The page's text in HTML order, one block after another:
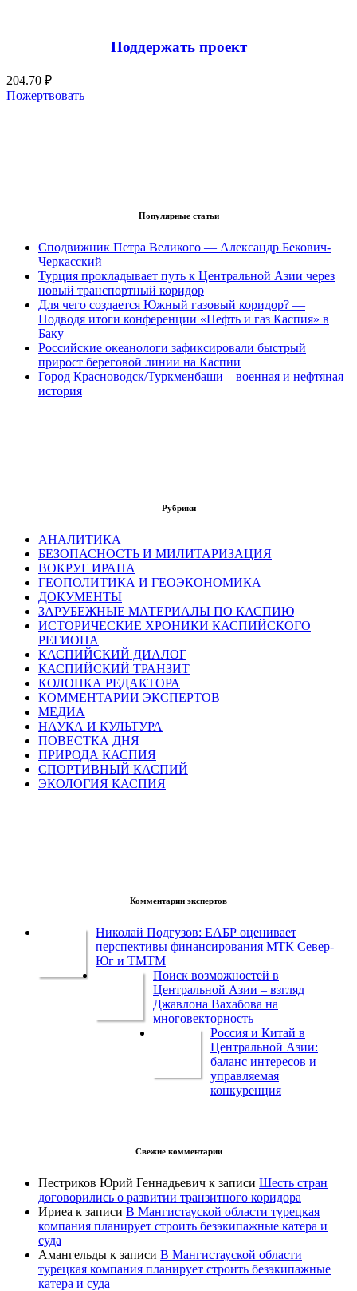
Поддержать проект
204.70 ₽
Пожертвовать
Популярные статьи
Сподвижник Петра Великого — Александр Бекович-
Черкасский
Турция прокладывает путь к Центральной Азии через
новый транспортный коридор
Для чего создается Южный газовый коридор? —
Подводя итоги конференции «Нефть и газ Каспия» в
Баку
Российские океанологи зафиксировали быстрый
прирост береговой линии на Каспии
Город Красноводск/Туркменбаши – военная и нефтяная
история
Рубрики
АНАЛИТИКА
БЕЗОПАСНОСТЬ И МИЛИТАРИЗАЦИЯ
ВОКРУГ ИРАНА
ГЕОПОЛИТИКА И ГЕОЭКОНОМИКА
ДОКУМЕНТЫ
ЗАРУБЕЖНЫЕ МАТЕРИАЛЫ ПО КАСПИЮ
ИСТОРИЧЕСКИЕ ХРОНИКИ КАСПИЙСКОГО
РЕГИОНА
КАСПИЙСКИЙ ДИАЛОГ
КАСПИЙСКИЙ ТРАНЗИТ
КОЛОНКА РЕДАКТОРА
КОММЕНТАРИИ ЭКСПЕРТОВ
МЕДИА
НАУКА И КУЛЬТУРА
ПОВЕСТКА ДНЯ
ПРИРОДА КАСПИЯ
СПОРТИВНЫЙ КАСПИЙ
ЭКОЛОГИЯ КАСПИЯ
Комментарии экспертов
Николай Подгузов: ЕАБР оценивает
перспективы финансирования МТК Север-
Юг и ТМТМ
Поиск возможностей в
Центральной Азии – взгляд
Джавлона Вахабова на
многовекторность
Россия и Китай в
Центральной Азии:
баланс интересов и
управляемая
конкуренция
Свежие комментарии
Пестриков Юрий Геннадьевич к записи Шесть стран
договорились о развитии транзитного коридора
Ириеа к записи В Мангистауской области турецкая
компания планирует строить безэкипажные катера и
суда
Амангельды к записи В Мангистауской области
турецкая компания планирует строить безэкипажные
катера и суда